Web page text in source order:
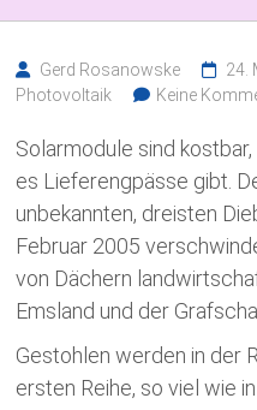
und
Versicherung
Gerd Rosanowske 24.
Photovoltaik
Keine
Solarmodule sind
es Lieferengpässe gibt.
unbekannten, dreisten
Februar 2005
von Dächern
Emsland und der
Gestohlen werden in der
ersten Reihe, so viel wie